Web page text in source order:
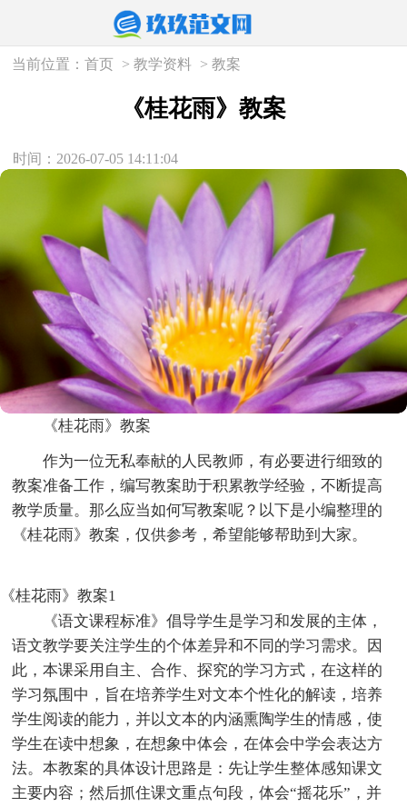
当前位置：首页 >教学资料 >教案
《桂花雨》教案
时间：2026-07-05 14:11:04
《桂花雨》教案
作为一位无私奉献的人民教师，有必要进行细致的
教案准备工作，编写教案助于积累教学经验，不断提高
教学质量。那么应当如何写教案呢？以下是小编整理的
《桂花雨》教案，仅供参考，希望能够帮助到大家。
《桂花雨》教案1
《语文课程标准》倡导学生是学习和发展的主体，
语文教学要关注学生的个体差异和不同的学习需求。因
此，本课采用自主、合作、探究的学习方式，在这样的
学习氛围中，旨在培养学生对文本个性化的解读，培养
学生阅读的能力，并以文本的内涵熏陶学生的情感，使
学生在读中想象，在想象中体会，在体会中学会表达方
法。本教案的具体设计思路是：先让学生整体感知课文
主要内容；然后抓住课文重点句段，体会“摇花乐”，并